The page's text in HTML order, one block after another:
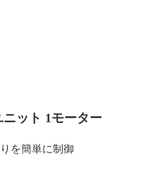
ット 1モーター
を簡単に制御